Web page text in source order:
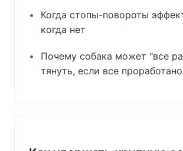
Когда стопы-повороты
когда нет
Почему собака может "все
тянуть, если все проработано